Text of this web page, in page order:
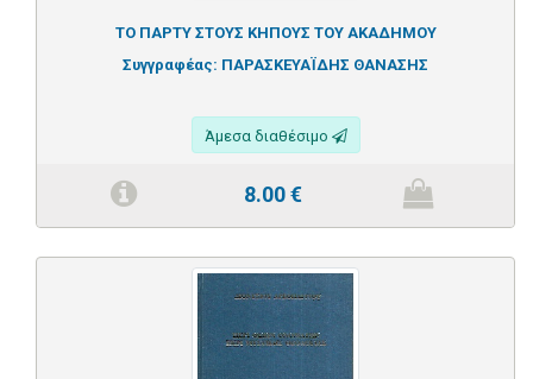
ΤΟ ΠΑΡΤΥ ΣΤΟΥΣ ΚΗΠΟΥΣ ΤΟΥ ΑΚΑΔΗΜΟΥ
Συγγραφέας: ΠΑΡΑΣΚΕΥΑΪΔΗΣ ΘΑΝΑΣΗΣ
Άμεσα διαθέσιμο
8.00€